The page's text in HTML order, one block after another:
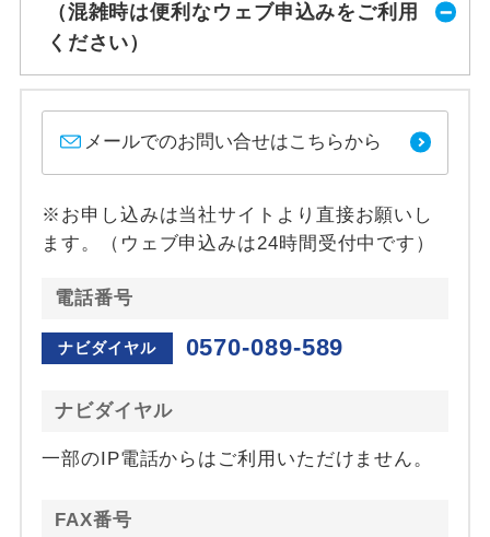
（混雑時は便利なウェブ申込みをご利用
ください）
メールでのお問い合せはこちらから
※お申し込みは当社サイトより直接お願いし
ます。（ウェブ申込みは24時間受付中です）
電話番号
ナビダイヤル 0570-089-589
ナビダイヤル
一部のIP電話からはご利用いただけません。
FAX番号